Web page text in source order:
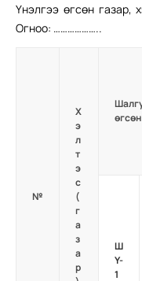
Үнэлгээ өгсөн
Огноо: ………………..
№
Х
э
л
т
э
с
(
г
а
з
а
р
Ш
Ү-
1